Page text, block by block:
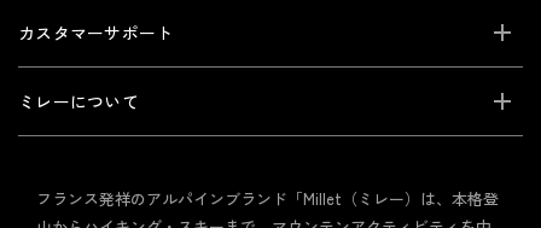
カスタマーサポート
ミレーについて
フランス発祥のアルパインブランド「Millet（ミレー）は、本格登